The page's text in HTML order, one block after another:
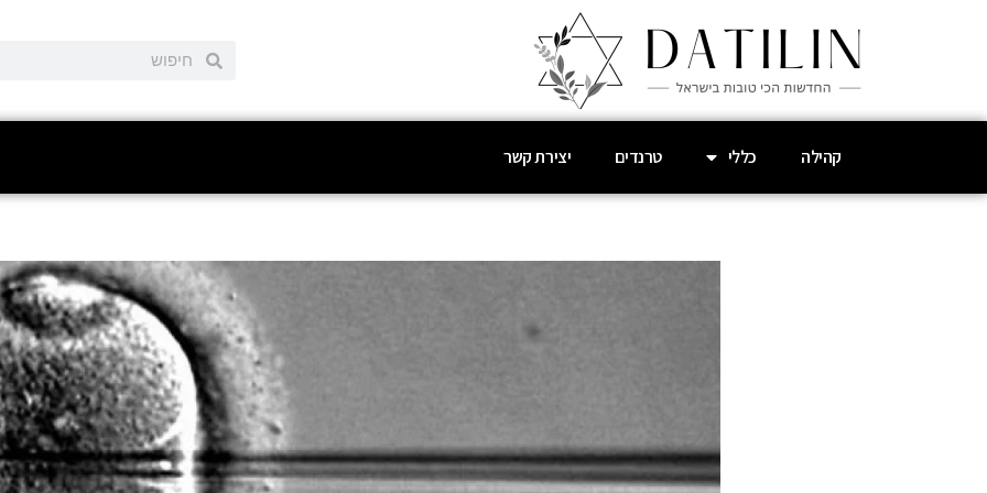
קהילה כללי טרנדים יצירת קשר